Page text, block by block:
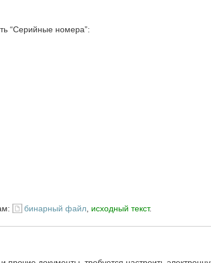
“Серийные номера”:
бинарный файл, исходный текст.